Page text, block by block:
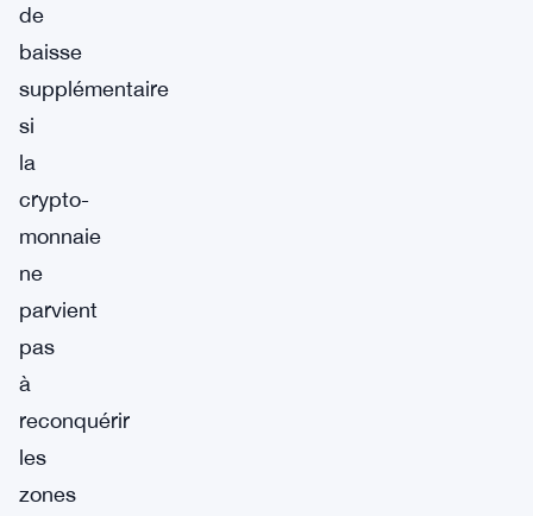
de
baisse
supplémentaire
si
la
crypto-
monnaie
ne
parvient
pas
à
reconquérir
les
zones